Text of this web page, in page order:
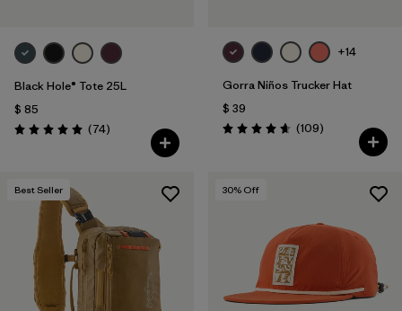
Black Hole® Tote 25L
$ 85
Valoración: 5.0 / 5
(74Comentarios
)
+14
Gorra Niños Trucker Hat
$ 39
Valoración: 4.7 / 5
(109Comentarios
)
Best Seller 30% Off